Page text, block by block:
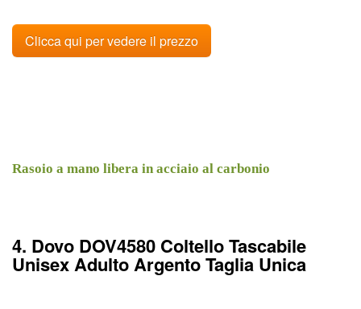
Clicca qui per vedere il prezzo
Rasoio a mano libera in acciaio al carbonio
4. Dovo DOV4580 Coltello Tascabile
Unisex Adulto Argento Taglia Unica